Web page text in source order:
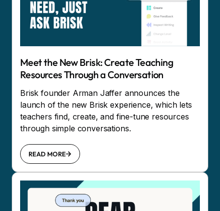
Meet the New Brisk: Create Teaching
Resources Through a Conversation
Brisk founder Arman Jaffer announces the
launch of the new Brisk experience, which lets
teachers find, create, and fine-tune resources
through simple conversations.
READ MORE